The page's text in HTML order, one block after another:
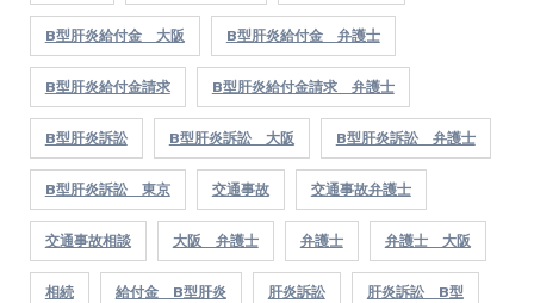
B型肝炎給付金 大阪 B型肝炎給付金 弁護士
B型肝炎給付金請求 B型肝炎給付金請求 弁護士
B型肝炎訴訟 B型肝炎訴訟 大阪 B型肝炎訴訟 弁護士
B型肝炎訴訟 東京 交通事故 交通事故弁護士
交通事故相談 大阪 弁護士 弁護士 弁護士 大阪
相続 給付金 B型肝炎 肝炎訴訟 肝炎訴訟 B型